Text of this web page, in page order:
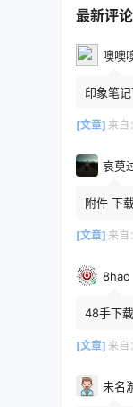
最新评论
噢噢
印象笔记
[文章] 来自：
哀莫
附件 下
或保存
[文章] 来自：
8hao
48手下
或保存下
[文章] 来自：
未名